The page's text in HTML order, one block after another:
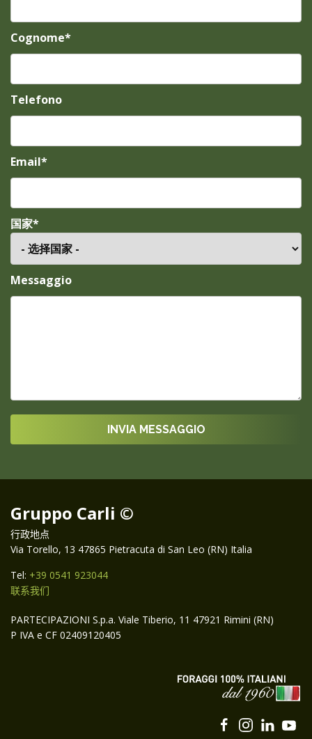
Cognome*
Telefono
Email*
国家*
Messaggio
Gruppo Carli ©
行政地点
Via Torello, 13 47865 Pietracuta di San Leo (RN) Italia
Tel: +39 0541 923044
联系我们
PARTECIPAZIONI S.p.a. Viale Tiberio, 11 47921 Rimini (RN)
P IVA e CF 02409120405